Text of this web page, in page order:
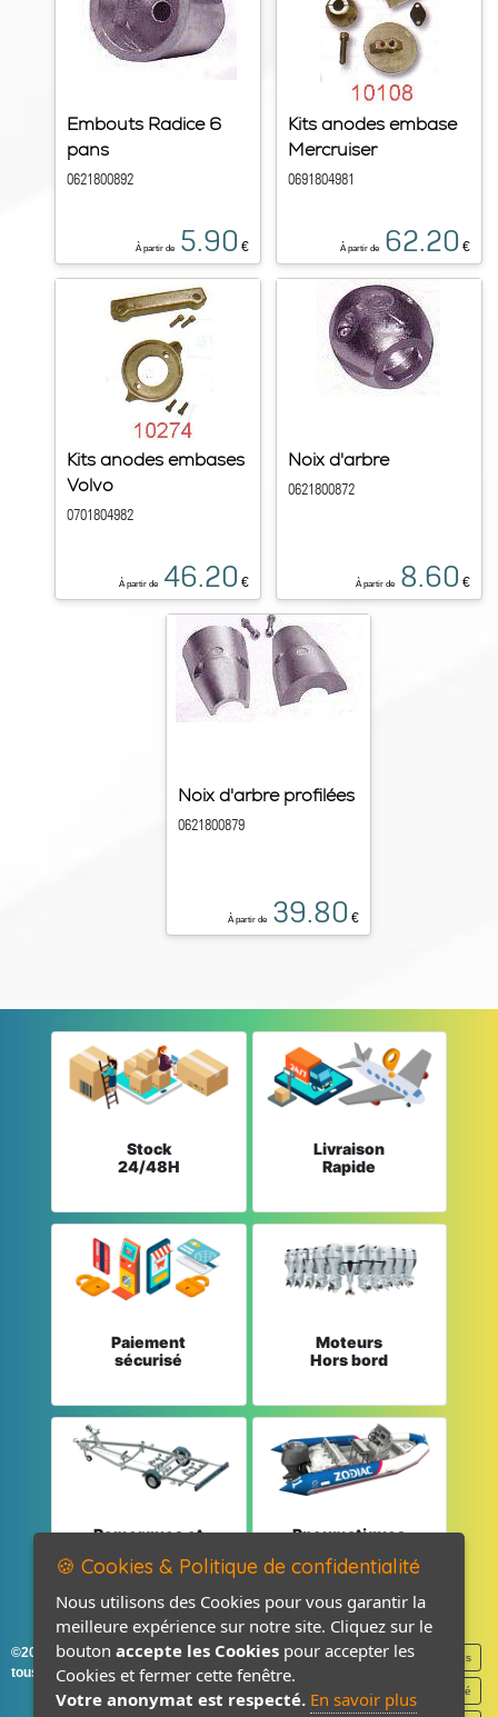
Embouts Radice 6
pans
0621800892
À partir de 5.90 €
Kits anodes embase
Mercruiser
0691804981
À partir de 62.20 €
Kits anodes embases
Volvo
0701804982
À partir de 46.20 €
Noix d'arbre
0621800872
À partir de 8.60 €
Noix d'arbre profilées
0621800879
À partir de 39.80 €
Stock
24/48H
Livraison
Rapide
Paiement
sécurisé
Moteurs
Hors bord
Remorques et
Pneumatiques
©2026-2027 France Accastillage
tous droits réservés
Mentions légales
Politique de confidentialité
🍪 Cookies & Politique de confidentialité
Nous utilisons des Cookies pour vous garantir la
meilleure expérience sur notre site. Cliquez sur le
bouton accepte les Cookies pour accepter les
Cookies et fermer cette fenêtre.
Votre anonymat est respecté. En savoir plus